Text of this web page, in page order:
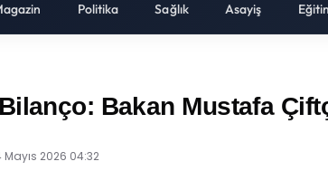
Politika Sağlık Asayiş
Bakan Mustafa
Mayıs 2026 04:32